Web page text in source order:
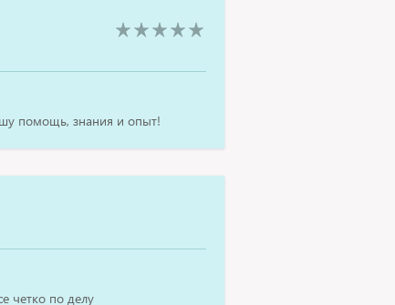
помощь, знания и опыт!
четко по делу